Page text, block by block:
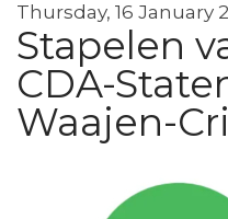
Thursday, 16 January
Stapelen
CDA-
Waajen-